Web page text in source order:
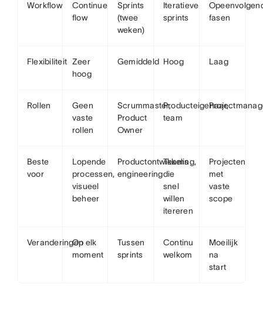
Workflow
Continue
flow
Sprints
(twee
weken)
Iteratieve
sprints
fasen
Flexibiliteit Zeer
hoog
Gemiddeld Hoog Laag
Rollen
Geen
vaste
rollen
Scrummaster,
Product
Owner
Producteigenaar,
team
Beste
voor
Lopende
processen,
visueel
beheer
Productontwikkeling,
engineering
Teams
die
snel
willen
itereren
Projecten
met
vaste
scope
VeranderingenOp elk
moment
Tussen
sprints
Continu
welkom
Moeilijk
na
start